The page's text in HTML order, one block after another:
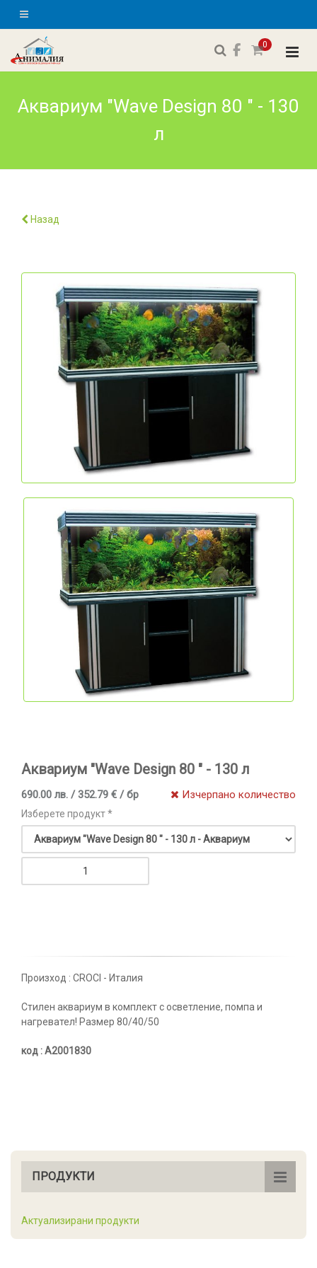
0
Аквариум "Wave Design 80 " - 130
л
Назад
Аквариум "Wave Design 80 " - 130 л
690.00 лв. / 352.79 € / бр Изчерпано количество
Изберете продукт *
Произход : CROCI - Италия
Стилен аквариум в комплект с осветление, помпа и
нагревател! Размер 80/40/50
код : А2001830
ПРОДУКТИ
Актуализирани продукти